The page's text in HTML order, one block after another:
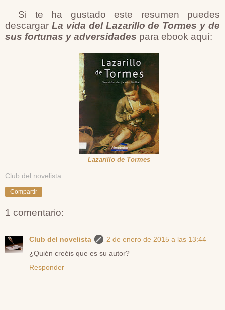
Si te ha gustado este resumen puedes
descargar La vida del Lazarillo de Tormes y de
sus fortunas y adversidades para ebook aquí:
Lazarillo de Tormes
Club del novelista
Compartir
1 comentario:
Club del novelista
2 de enero de 2015 a las 13:44
¿Quién creéis que es su autor?
Responder